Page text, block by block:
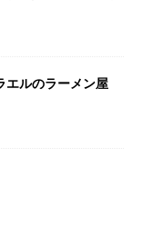
エルのラーメン屋